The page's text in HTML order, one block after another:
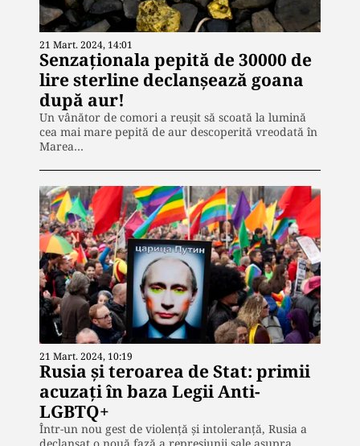
21 Mart. 2024, 14:01
Senzaționala pepită de 30000 de
lire sterline declanșează goana
după aur!
Un vânător de comori a reușit să scoată la lumină
cea mai mare pepită de aur descoperită vreodată în
Marea…
21 Mart. 2024, 10:19
Rusia și teroarea de Stat: primii
acuzați în baza Legii Anti-
LGBTQ+
Într-un nou gest de violență și intoleranță, Rusia a